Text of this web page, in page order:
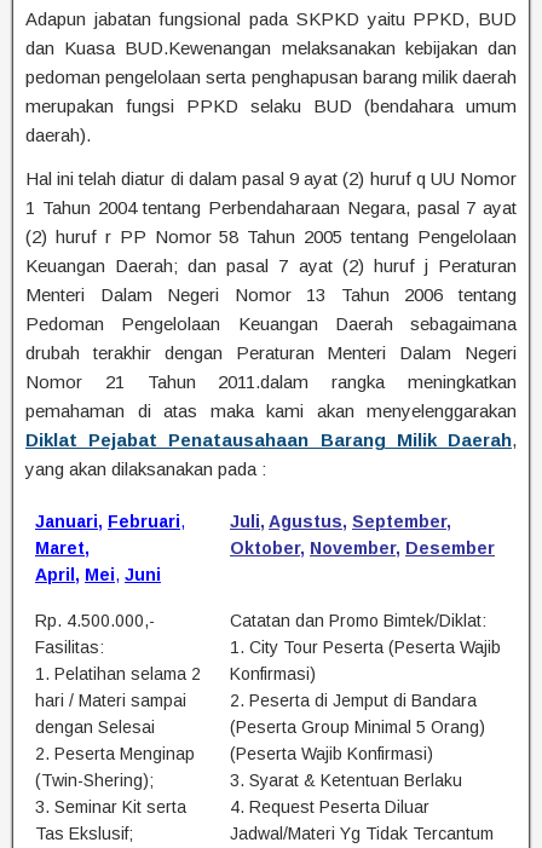
Adapun jabatan fungsional pada SKPKD yaitu PPKD, BUD
dan Kuasa BUD.Kewenangan melaksanakan kebijakan dan
pedoman pengelolaan serta penghapusan barang milik daerah
merupakan fungsi PPKD selaku BUD (bendahara umum
daerah).
Hal ini telah diatur di dalam pasal 9 ayat (2) huruf q UU Nomor
1 Tahun 2004 tentang Perbendaharaan Negara, pasal 7 ayat
(2) huruf r PP Nomor 58 Tahun 2005 tentang Pengelolaan
Keuangan Daerah; dan pasal 7 ayat (2) huruf j Peraturan
Menteri Dalam Negeri Nomor 13 Tahun 2006 tentang
Pedoman Pengelolaan Keuangan Daerah sebagaimana
drubah terakhir dengan Peraturan Menteri Dalam Negeri
Nomor 21 Tahun 2011.dalam rangka meningkatkan
pemahaman di atas maka kami akan menyelenggarakan
Diklat Pejabat Penatausahaan Barang Milik Daerah,
yang akan dilaksanakan pada :
Januari, Februari,
Maret,
April , Mei, Juni
Juli, Agustus, September,
Oktober, November, Desember
Rp. 4.500.000,-
Fasilitas:
1. Pelatihan selama 2
hari / Materi sampai
dengan Selesai
2. Peserta Menginap
(Twin-Shering);
3. Seminar Kit serta
Tas Ekslusif;
Catatan dan Promo Bimtek/Diklat:
1. City Tour Peserta (Peserta Wajib
Konfirmasi)
2. Peserta di Jemput di Bandara
(Peserta Group Minimal 5 Orang)
(Peserta Wajib Konfirmasi)
3. Syarat & Ketentuan Berlaku
4. Request Peserta Diluar
Jadwal/Materi Yg Tidak Tercantum